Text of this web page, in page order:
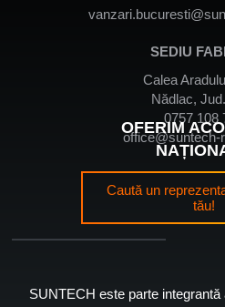
SEDIU
Calea
Nădlac,
0757 108
office@suntech-
OFERIM
Caută un
tău!
SUNTECH este parte integrantă